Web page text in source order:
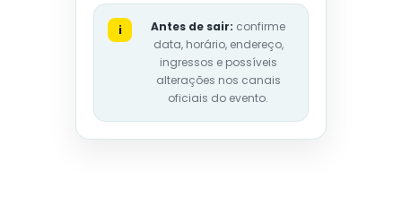
i Antes de sair: confirme
data, horário, endereço,
ingressos e possíveis
alterações nos canais
oficiais do evento.